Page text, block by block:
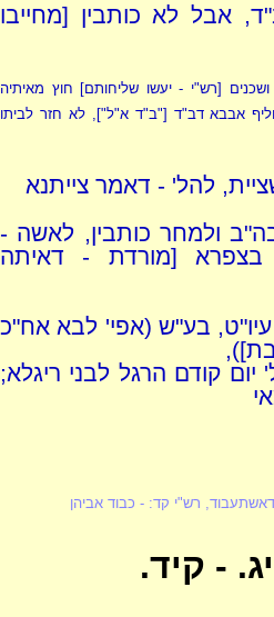
אבל לא כותבין [מחייבו
[רש"י - יעשו שליחותם] חוץ מאיתיה
אבבא דב"ד ["ב"ד א"ל"], לא חזר לביתו
להל' - דאמר צייתנא
ולמחר כותבין, לאשה -
בצפרא [מורדת - דאיתה
עיו"ט, בע"ש (אפי' לבא אח"כ
קודם הרגל לבני ריגלא;
רש"י קד: - כבוד אביהן
- קיד.